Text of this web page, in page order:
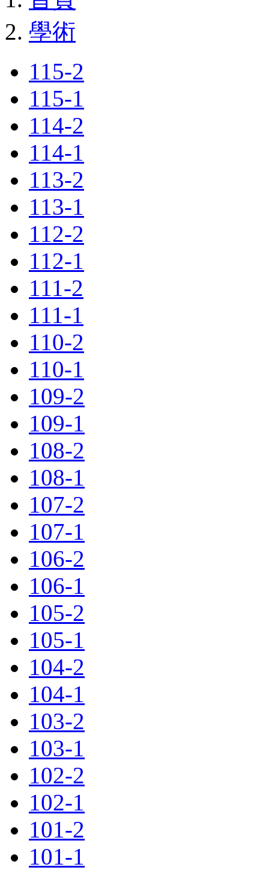
學術
115-2
115-1
114-2
114-1
113-2
113-1
112-2
112-1
111-2
111-1
110-2
110-1
109-2
109-1
108-2
108-1
107-2
107-1
106-2
106-1
105-2
105-1
104-2
104-1
103-2
103-1
102-2
102-1
101-2
101-1